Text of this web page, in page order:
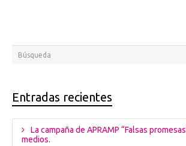
Entradas recientes
La campaña de APRAMP “Falsas
medios.